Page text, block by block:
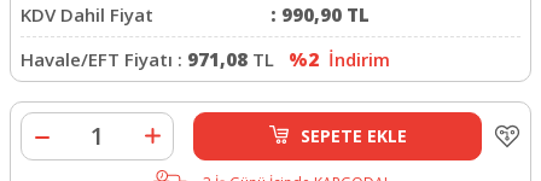
KDV Dahil Fiyat
: 990,90 TL
Havale/EFT Fiyatı : 971,08 TL %2 İndirim
SEPETE EKLE